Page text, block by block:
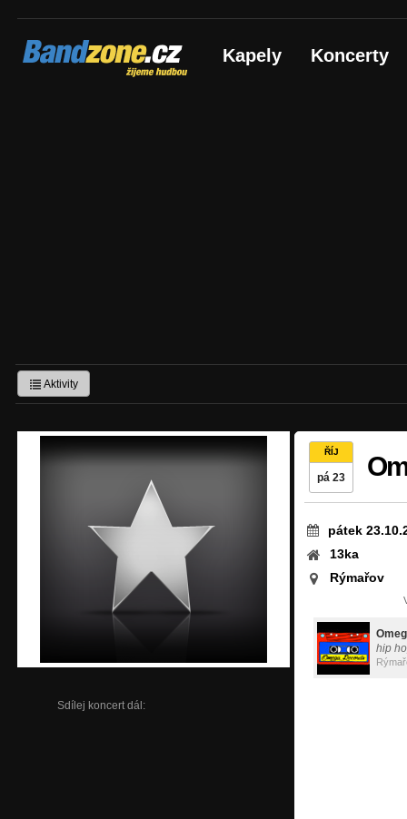
Bandzone.cz
žijeme hudbou Kapely Koncerty
Aktivity
Sdílej koncert dál:
ŘÍJ
pá 23
pátek
13ka
Rýmařov
hip